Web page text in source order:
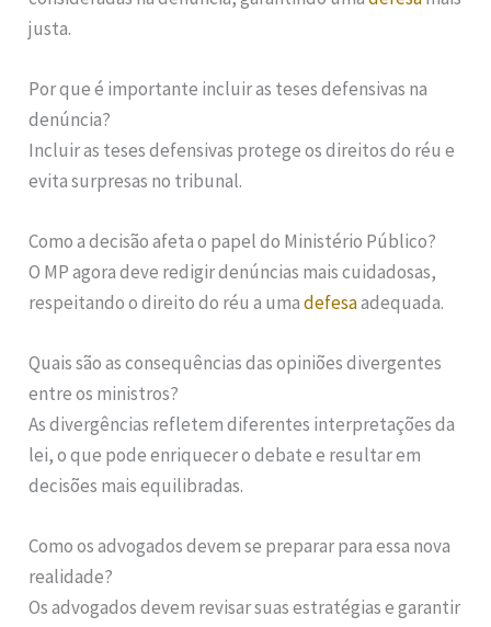
justa.
Por que é importante incluir as teses defensivas na
denúncia?
Incluir as teses defensivas protege os direitos do réu e
evita surpresas no tribunal.
Como a decisão afeta o papel do Ministério Público?
O MP agora deve redigir denúncias mais cuidadosas,
respeitando o direito do réu a umadefesaadequada.
Quais são as consequências das opiniões divergentes
entre os ministros?
As divergências refletem diferentes interpretações da
lei, o que pode enriquecer o debate e resultar em
decisões mais equilibradas.
Como os advogados devem se preparar para essa nova
realidade?
Os advogados devem revisar suas estratégias e garantir